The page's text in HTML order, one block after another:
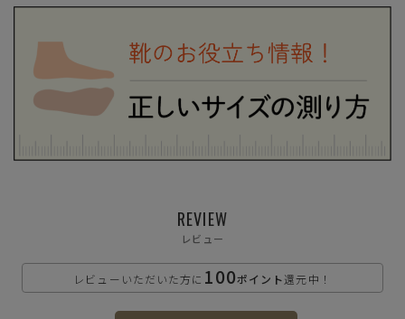
イエロー
L(24.0cm)
在庫切れ —
REVIEW
レビュー
レビューいただいた方に 100ポイント還元中！